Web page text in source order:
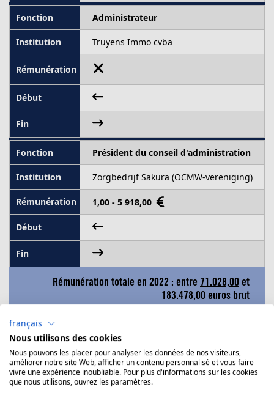
Administrateur
Truyens Immo cvba
Président du conseil d'administration
Zorgbedrijf Sakura (OCMW-vereniging)
1,00 - 5 918,00
Rémunération totale en 2022 : entre 71.028,00 et
183.478,00 euros brut
Voir les graphiques de l'évolution journalière
des mandats exercés par Stefan Walgraeve en
2022
français
Nous utilisons des cookies
Nous pouvons les placer pour analyser les données de nos visiteurs,
améliorer notre site Web, afficher un contenu personnalisé et vous faire
vivre une expérience inoubliable. Pour plus d'informations sur les cookies
que nous utilisons, ouvrez les paramètres.